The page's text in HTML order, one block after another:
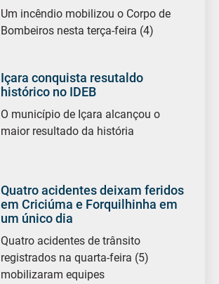
Um incêndio mobilizou o Corpo de
Bombeiros nesta terça-feira (4)
Içara conquista resutaldo
histórico no IDEB
O município de Içara alcançou o
maior resultado da história
Quatro acidentes deixam feridos
em Criciúma e Forquilhinha em
um único dia
Quatro acidentes de trânsito
registrados na quarta-feira (5)
mobilizaram equipes